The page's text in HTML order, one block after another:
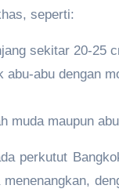
seperti:
sekitar 20-25
abu-abu dengan
muda maupun
perkutut